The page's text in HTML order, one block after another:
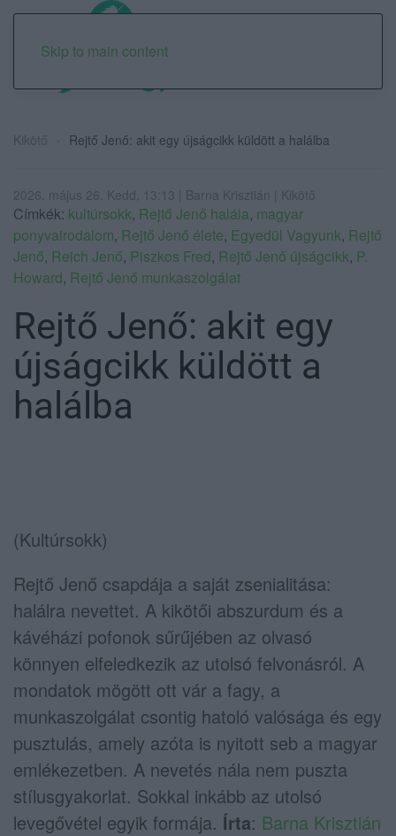
Skip to main content
Kikötő Rejtő Jenő: akit egy újságcikk küldött a halálba
2026. május 26. Kedd, 13:13 | Barna Krisztián | Kikötő
Címkék: kultúrsokk, Rejtő Jenő halála, magyar
ponyvairodalom, Rejtő Jenő élete, Egyedül Vagyunk, Rejtő
Jenő, Reich Jenő, Piszkos Fred, Rejtő Jenő újságcikk, P.
Howard, Rejtő Jenő munkaszolgálat
Rejtő Jenő: akit egy
újságcikk küldött a
halálba
(Kultúrsokk)
Rejtő Jenő csapdája a saját zsenialitása:
halálra nevettet. A kikötői abszurdum és a
kávéházi pofonok sűrűjében az olvasó
könnyen elfeledkezik az utolsó felvonásról. A
mondatok mögött ott vár a fagy, a
munkaszolgálat csontig hatoló valósága és egy
pusztulás, amely azóta is nyitott seb a magyar
emlékezetben. A nevetés nála nem puszta
stílusgyakorlat. Sokkal inkább az utolsó
levegővétel egyik formája. Írta: Barna Krisztián